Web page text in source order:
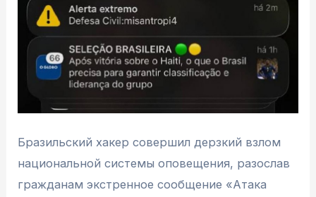
Бразильский хакер совершил дерзкий взлом
национальной системы оповещения, разослав
гражданам экстренное сообщение «Атака